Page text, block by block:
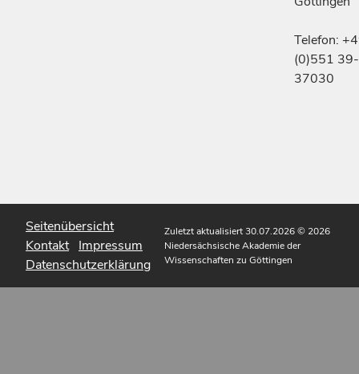
Telefon:
(0)551 39-
37030
Seitenübersicht
Kontakt Impressum
Datenschutzerklärung
Zuletzt aktualisiert 30.07.2026© 2026
Niedersächsische Akademie der
Wissenschaften zu Göttingen